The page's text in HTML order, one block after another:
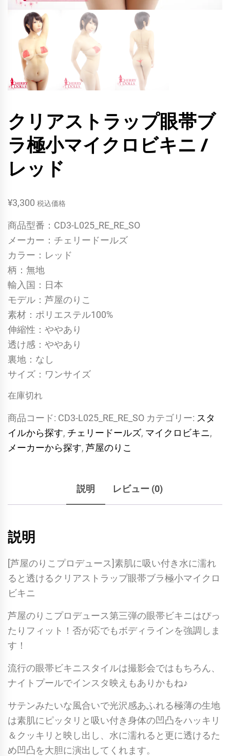
クリアストラップ眼帯ブ
ラ極小マイクロビキニ /
レッド
¥3,300 税込価格
商品型番：CD3-L025_RE_RE_SO
メーカー：チェリードールズ
カラー：レッド
柄：無地
輸入国：日本
モデル：芦屋のりこ
素材：ポリエステル100%
伸縮性：ややあり
透け感：ややあり
裏地：なし
サイズ：ワンサイズ
在庫切れ
商品コード: CD3-L025_RE_RE_SO カテゴリー: スタ
イルから探す, チェリードールズ, マイクロビキニ,
メーカーから探す, 芦屋のりこ
説明 レビュー (0)
説明
[芦屋のりこプロデュース]素肌に吸い付き水に濡れ
ると透けるクリアストラップ眼帯ブラ極小マイクロ
ビキニ
芦屋のりこプロデュース第三弾の眼帯ビキニはぴっ
たりフィット！否が応でもボディラインを強調しま
す！
流行の眼帯ビキニスタイルは撮影会ではもちろん、
ナイトプールでインスタ映えもありかもね♪
サテンみたいな風合いで光沢感あふれる極薄の生地
は素肌にピッタリと吸い付き身体の凹凸をハッキリ
＆クッキリと映し出し、水に濡れると更に透けるた
め凹凸を大胆に演出してくれます。